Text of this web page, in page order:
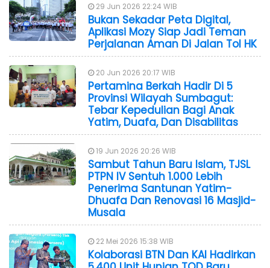
29 Jun 2026 22:24 WIB
Bukan Sekadar Peta Digital,
Aplikasi Mozy Siap Jadi Teman
Perjalanan Aman Di Jalan Tol HK
20 Jun 2026 20:17 WIB
Pertamina Berkah Hadir Di 5
Provinsi Wilayah Sumbagut:
Tebar Kepedulian Bagi Anak
Yatim, Duafa, Dan Disabilitas
19 Jun 2026 20:26 WIB
Sambut Tahun Baru Islam, TJSL
PTPN IV Sentuh 1.000 Lebih
Penerima Santunan Yatim-
Dhuafa Dan Renovasi 16 Masjid-
Musala
22 Mei 2026 15:38 WIB
Kolaborasi BTN Dan KAI Hadirkan